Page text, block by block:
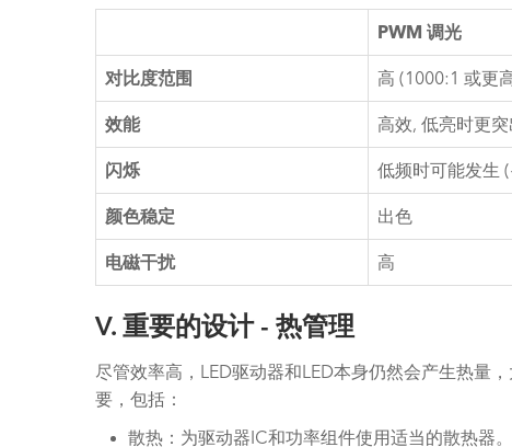
PWM 调光
对比度范围 高 (1000:1 或更
效能 高效, 低亮时更突
闪烁 低频时可能发生
颜色稳定 出色
电磁干扰 高
V. 重要的设计 - 热管理
尽管效率高，LED驱动器和LED本身仍然会产生热量
要，包括：
散热：为驱动器IC和功率组件使用适当的散热器。